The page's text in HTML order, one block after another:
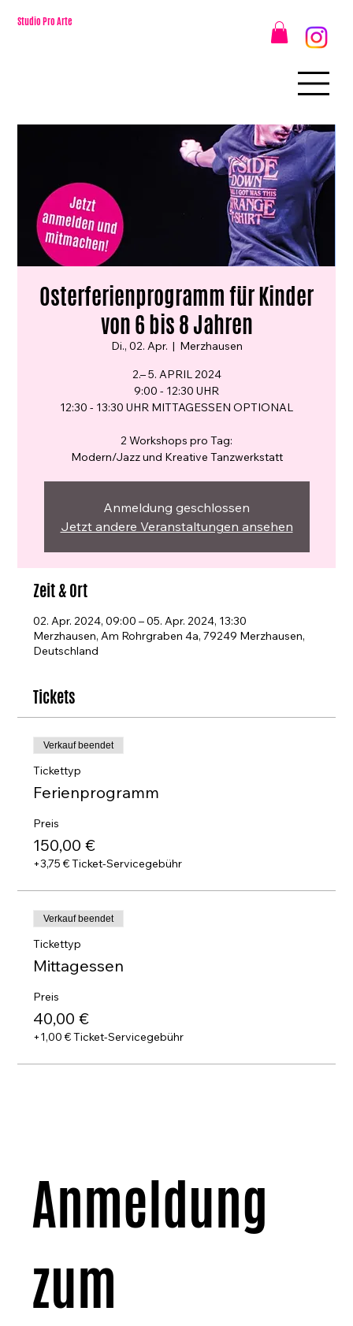
Studio Pro Arte
Osterferienprogramm für Kinder
von 6 bis 8 Jahren
Di., 02. Apr.
  |
Merzhausen
2.– 5. APRIL 2024
9:00 - 12:30 UHR
12:30 - 13:30 UHR MITTAGESSEN OPTIONAL
2 Workshops pro Tag:
Modern/Jazz und Kreative Tanzwerkstatt
Anmeldung geschlossen
Jetzt andere Veranstaltungen ansehen
Zeit & Ort
02. Apr. 2024, 09:00 – 05. Apr. 2024, 13:30
Merzhausen, Am Rohrgraben 4a, 79249 Merzhausen,
Deutschland
Tickets
Verkauf beendet
Tickettyp
Ferienprogramm
Preis
150,00 €
+3,75 € Ticket-Servicegebühr
Verkauf beendet
Tickettyp
Mittagessen
Preis
40,00 €
+1,00 € Ticket-Servicegebühr
Anmeldung
zum